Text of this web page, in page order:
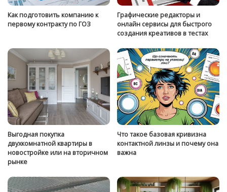
Как подготовить компанию к
первому контракту по ГОЗ
Графические редакторы и
онлайн сервисы для быстрого
создания креативов в тестах
Выгодная покупка
двухкомнатной квартиры в
новостройке или на вторичном
рынке
Что такое базовая кривизна
контактной линзы и почему она
важна